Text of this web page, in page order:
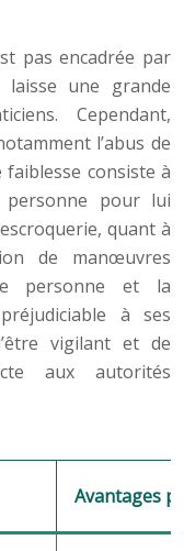
pas encadrée par
laisse une grande
Cependant,
l’abus de
faiblesse consiste à
personne pour lui
quant à
de manœuvres
personne et la
à ses
vigilant et de
aux autorités
Avantages